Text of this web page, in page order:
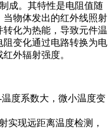
成。其特性是电阻值随
物体发出的红外线照射
化为热能，导致元件温
阻变化通过电路转换为电
外辐射强度。
度系数大，微小温度变
实现远距离温度检测，